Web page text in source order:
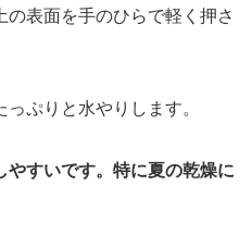
表面を手のひらで軽く押さ
ぷりと水やりします。
やすいです。特に夏の乾燥に